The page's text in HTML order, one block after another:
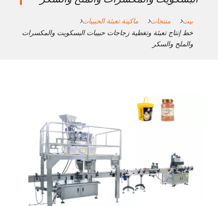
بيت منتجات
ماكينة تعبئة الحبيبات
خط إنتاج تعبئة وتغطية زجاجات حبيبات البسكويت والمكسرات
والملح والسكر